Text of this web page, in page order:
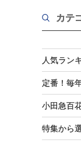
カテ
人気ラン
定番！毎
小田急百
特集から